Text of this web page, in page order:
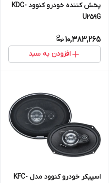
پخش کننده خودرو کنوود KDC-
U259G
10,383,265
افزودن به سبد
اسپیکر خودرو کنوود مدل KFC-